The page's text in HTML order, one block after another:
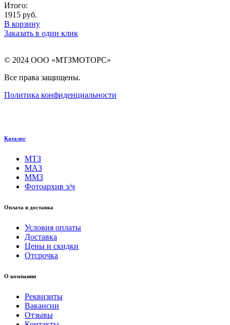
Итого:
1915 руб.
В корзину
Заказать в один клик
© 2024 ООО «МТЗМОТОРС»
Все права защищены.
Политика конфиденциальности
Каталог
МТЗ
МАЗ
ММЗ
Фотоархив з/ч
Оплата и доставка
Условия оплаты
Доставка
Цены и скидки
Отсрочка
О компании
Реквизиты
Вакансии
Отзывы